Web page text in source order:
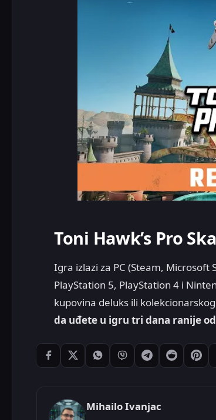
Toni Hawk’s Pro
Igra izlazi za PC (Steam, Microsoft
PlayStation 5, PlayStation 4 i
kupovina deluks ili
da uđete u igru tri dana ranije
Podeli: Facebook
Podeli: XPodeli: WhatsApp
Podeli: Viber
Podeli:Podeli:
Mihailo Ivanjac